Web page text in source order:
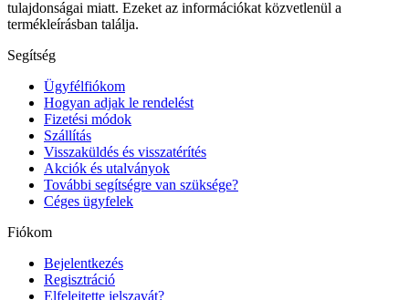
tulajdonságai miatt. Ezeket az információkat közvetlenül a
termékleírásban találja.
Segítség
Ügyfélfiókom
Hogyan adjak le rendelést
Fizetési módok
Szállítás
Visszaküldés és visszatérítés
Akciók és utalványok
További segítségre van szüksége?
Céges ügyfelek
Fiókom
Bejelentkezés
Regisztráció
Elfelejtette jelszavát?